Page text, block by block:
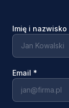
Imię i nazwisko
Email *